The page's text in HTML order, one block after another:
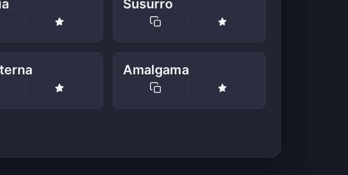
Susurro
Amalgama